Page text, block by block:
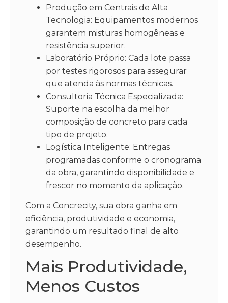
Produção em Centrais de Alta
Tecnologia: Equipamentos modernos
garantem misturas homogêneas e
resistência superior.
Laboratório Próprio: Cada lote passa
por testes rigorosos para assegurar
que atenda às normas técnicas.
Consultoria Técnica Especializada:
Suporte na escolha da melhor
composição de concreto para cada
tipo de projeto.
Logística Inteligente: Entregas
programadas conforme o cronograma
da obra, garantindo disponibilidade e
frescor no momento da aplicação.
Com a Concrecity, sua obra ganha em
eficiência, produtividade e economia,
garantindo um resultado final de alto
desempenho.
Mais Produtividade,
Menos Custos